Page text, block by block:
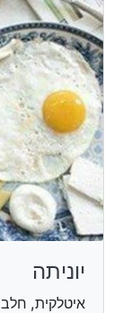
יוניתה
איטלקית,